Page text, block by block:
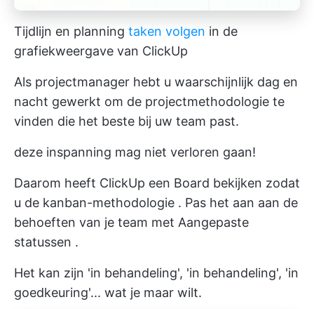
Tijdlijn en planning taken volgen in de
grafiekweergave van ClickUp
Als projectmanager hebt u waarschijnlijk dag en
nacht gewerkt om de projectmethodologie te
vinden die het beste bij uw team past.
deze inspanning mag niet verloren gaan!
Daarom heeft ClickUp een Board bekijken zodat
u de kanban-methodologie . Pas het aan aan de
behoeften van je team met Aangepaste
statussen .
Het kan zijn 'in behandeling', 'in behandeling', 'in
goedkeuring'... wat je maar wilt.